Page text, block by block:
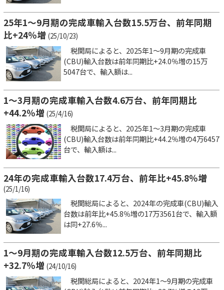
25年1～9月期の完成車輸入台数15.5万台、前年同期
比+24％増 (25/10/23)
税関局によると、2025年1～9月期の完成車
(CBU)輸入台数は前年同期比+24.0％増の15万
5047台で、輸入額は...
1～3月期の完成車輸入台数4.6万台、前年同期比
+44.2％増 (25/4/16)
税関局によると、2025年1～3月期の完成車
(CBU)輸入台数は前年同期比+44.2％増の4万6457
台で、輸入額は...
24年の完成車輸入台数17.4万台、前年比+45.8％増
(25/1/16)
税関総局によると、2024年の完成車(CBU)輸入
台数は前年比+45.8％増の17万3561台で、輸入額
は同+27.6％...
1～9月期の完成車輸入台数12.5万台、前年同期比
+32.7％増 (24/10/16)
税関総局によると、2024年1～9月期の完成車